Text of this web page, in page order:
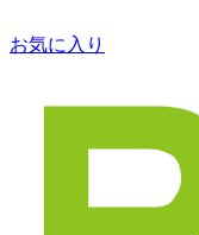
お気に入り